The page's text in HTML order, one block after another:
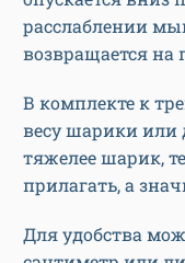
расслаблении
возвращается
В комплекте к
весу шарики или
тяжелее шарик,
прилагать, а
Для удобства